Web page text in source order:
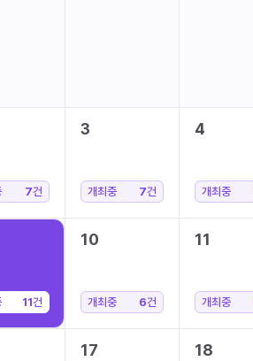
7건
3
개최중 7건
4
개최중
11건
10
개최중 6건
11
개최중
17 18